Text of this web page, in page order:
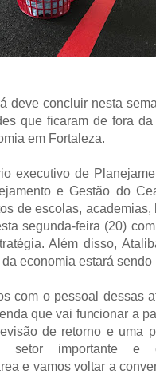
deve concluir nesta
que ficaram de fora
em Fortaleza.
executivo de
e Gestão do
de escolas, academias,
segunda-feira (20)
Além disso,
economia estará
com o pessoal dessas
que vai funcionar a
de retorno e uma
importante e
e vamos voltar a